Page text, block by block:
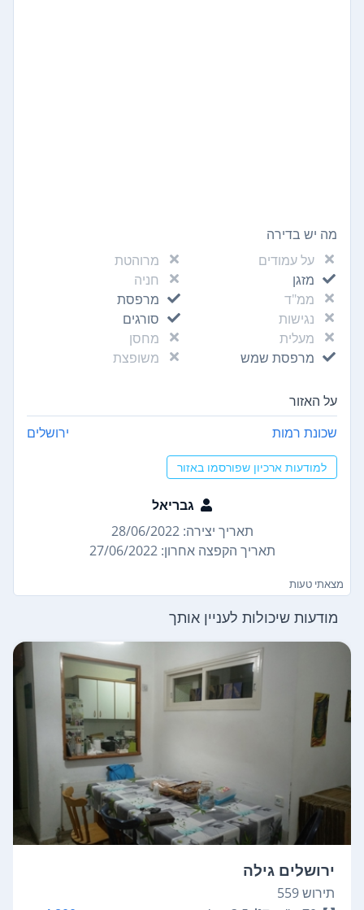
מה יש בדירה
על עמודים
מרוהטת
מזגן
חניה
ממ"ד
מרפסת
נגישות
סורגים
מעלית
מחסן
מרפסת שמש
משופצת
על האזור
שכונת רמות ירושלים
למודעות ארכיון שפורסמו באזור
גבריאל
תאריך יצירה: 28/06/2022
תאריך הקפצה אחרון: 27/06/2022
מצאתי טעות
מודעות שיכולות לעניין אותך
ירושלים גילה
תירוש 559